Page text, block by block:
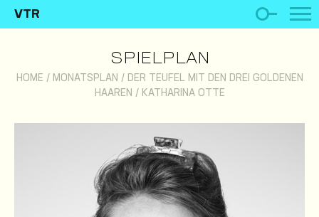
VTR
SPIELPLAN
HOME / MONATSPLAN / DER TEUFEL MIT DEN DREI GOLDENEN
HAAREN / KATHARINA OTTE